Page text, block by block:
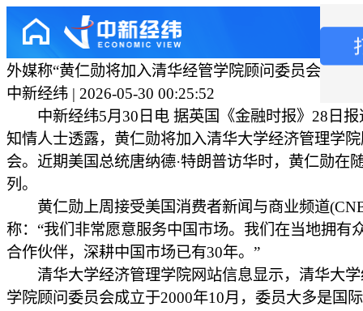
外媒称“黄仁勋将加入清华经管学院顾问委员会”
中新经纬 | 2026-05-30 00:25:52
中新经纬5月30日电 据英国《金融时报》28日报
知情人士透露，黄仁勋将加入清华大学经济管理学
会。近期美国总统唐纳德·特朗普访华时，黄仁勋在
列。
黄仁勋上周接受美国消费者新闻与商业频道
称：“我们非常愿意服务中国市场。我们在当地拥有
合作伙伴，深耕中国市场已有30年。”
清华大学经济管理学院网站信息显示，清华大学
学院顾问委员会成立于2000年10月，委员大多是国